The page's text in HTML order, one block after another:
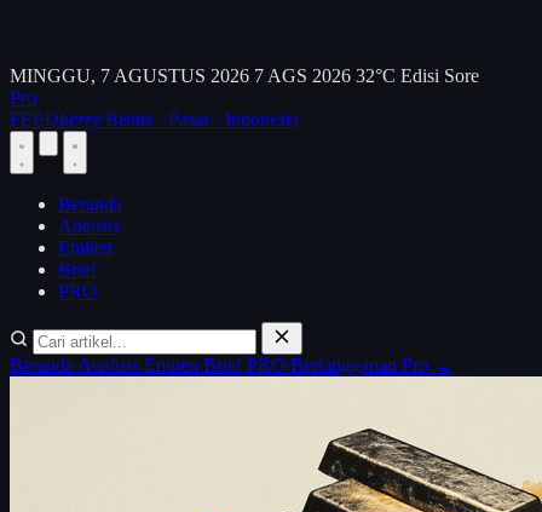
MINGGU, 7 AGUSTUS 2026 7 AGS 2026 32°C Edisi Sore
Pro
FEEDberry Bisnis · Pasar · Indonesia
Beranda
Analisis
Emiten
Brief
PRO
Beranda Analisis Emiten BriefPRO Berlangganan Pro →